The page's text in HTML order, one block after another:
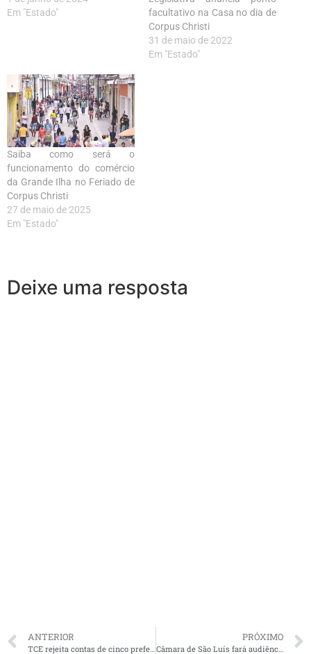
Em "Estado"
facultativo na Casa no dia de
Corpus Christi
31 de maio de 2022
Em "Estado"
Saiba como será o
funcionamento do comércio
da Grande Ilha no Feriado de
Corpus Christi
27 de maio de 2025
Em "Estado"
Deixe uma resposta
ANTERIOR
TCE rejeita contas de cinco prefeituras do MA e determina investigações sobre possíveis danos ao erário
PRÓXIMO
Câmara de São Luís fará audiência pública sobre Lei de Zoneamento